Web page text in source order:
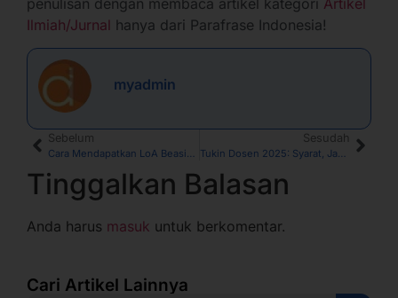
Ilmiah/Jurnal hanya dari Parafrase Indonesia!
myadmin
Sebelum
Cara Mendapatkan LoA Beasiswa S3 Luar Negeri
Sesudah
Tukin Dosen 2025: Syarat, Jadwal, dan Besarannya
Tinggalkan Balasan
Anda harus masuk untuk berkomentar.
Cari Artikel Lainnya